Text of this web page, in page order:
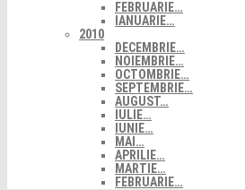
FEBRUARIE…
IANUARIE…
2010
DECEMBRIE…
NOIEMBRIE…
OCTOMBRIE…
SEPTEMBRIE…
AUGUST…
IULIE…
IUNIE…
MAI…
APRILIE…
MARTIE…
FEBRUARIE…